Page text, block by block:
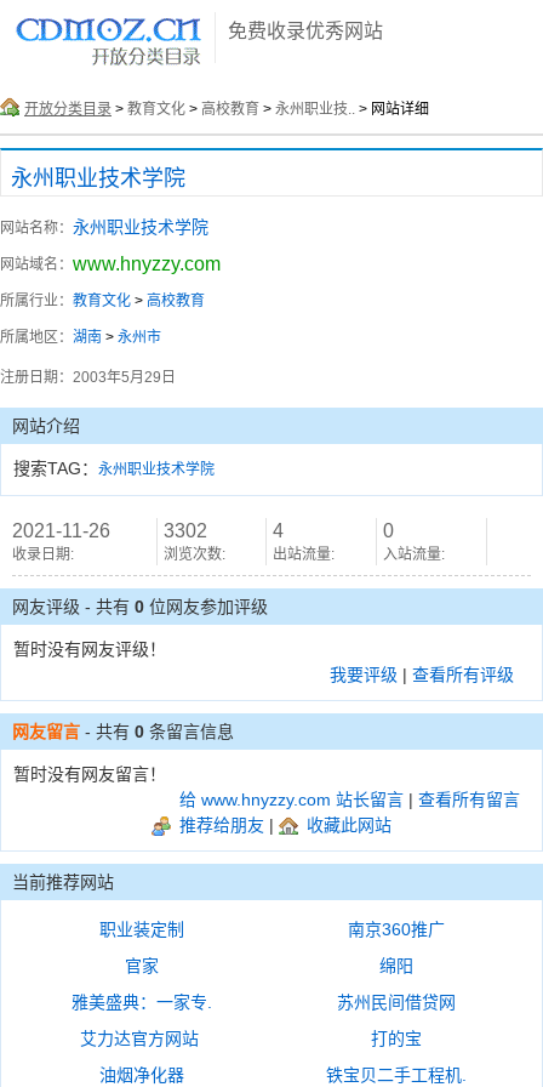
免费收录优秀网站
开放分类目录 > 教育文化 > 高校教育 > 永州职业技.. > 网站详细
永州职业技术学院
网站名称： 永州职业技术学院
网站域名： www.hnyzzy.com
所属行业： 教育文化 > 高校教育
所属地区： 湖南 > 永州市
注册日期： 2003年5月29日
网站介绍
搜索TAG： 永州职业技术学院
2021-11-26
收录日期:
3302
浏览次数:
4
出站流量:
0
入站流量:
网友评级 - 共有 0 位网友参加评级
暂时没有网友评级！
我要评级 | 查看所有评级
网友留言 - 共有 0 条留言信息
暂时没有网友留言！
给 www.hnyzzy.com 站长留言 | 查看所有留言
推荐给朋友 | 收藏此网站
当前推荐网站
职业装定制
南京360推广
官家
绵阳
雅美盛典：一家专.
苏州民间借贷网
艾力达官方网站
打的宝
油烟净化器
铁宝贝二手工程机.